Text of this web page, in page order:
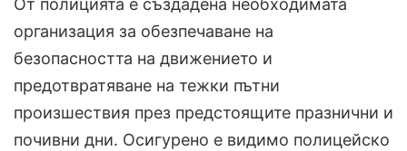
От полицията е създадена необходимата
организация за обезпечаване на
безопасността на движението и
предотвратяване на тежки пътни
произшествия през предстоящите празнични и
почивни дни. Осигурено е видимо полицейско